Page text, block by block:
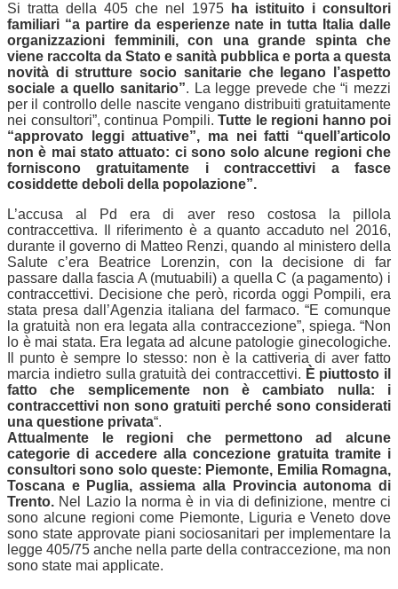
Si tratta della 405 che nel 1975
ha istituito i consultori
familiari “a partire da esperienze nate in tutta Italia dalle
organizzazioni femminili, con una grande spinta che
viene raccolta da Stato e sanità pubblica e porta a questa
novità di strutture socio sanitarie che legano l’aspetto
sociale a quello sanitario”. La legge prevede che “i mezzi
per il controllo delle nascite vengano distribuiti gratuitamente
nei consultori”, continua Pompili. Tutte le regioni hanno poi
“approvato leggi attuative”, ma nei fatti “quell’articolo
non è mai stato attuato: ci sono solo alcune regioni che
forniscono gratuitamente i contraccettivi a fasce
cosiddette deboli della popolazione”.
L’accusa al Pd era di aver reso costosa la pillola
contraccettiva. Il riferimento è a quanto accaduto nel 2016,
durante il governo di Matteo Renzi, quando al ministero della
Salute c’era Beatrice Lorenzin, con la decisione di far
passare dalla fascia A (mutuabili) a quella C (a pagamento) i
contraccettivi. Decisione che però, ricorda oggi Pompili, era
stata presa dall’Agenzia italiana del farmaco. “E comunque
la gratuità non era legata alla contraccezione”, spiega. “Non
lo è mai stata. Era legata ad alcune patologie ginecologiche.
Il punto è sempre lo stesso: non è la cattiveria di aver fatto
marcia indietro sulla gratuità dei contraccettivi. È piuttosto il
fatto che semplicemente non è cambiato nulla: i
contraccettivi non sono gratuiti perché sono considerati
una questione privata“.
Attualmente le regioni che permettono ad alcune
categorie di accedere alla concezione gratuita tramite i
consultori sono solo queste: Piemonte, Emilia Romagna,
Toscana e Puglia, assiema alla Provincia autonoma di
Trento. Nel Lazio la norma è in via di definizione, mentre ci
sono alcune regioni come Piemonte, Liguria e Veneto dove
sono state approvate piani sociosanitari per implementare la
legge 405/75 anche nella parte della contraccezione, ma non
sono state mai applicate.